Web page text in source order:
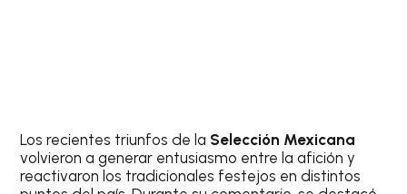
Los recientes triunfos de la Selección Mexicana
volvieron a generar entusiasmo entre la afición y
reactivaron los tradicionales festejos en distintos